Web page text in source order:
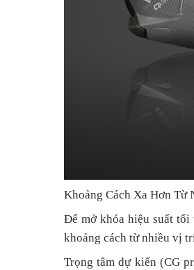
Khoảng Cách Xa Hơn Từ
Để mở khóa hiệu suất
khoảng cách từ nhiều vị
Trọng tâm dự kiến (CG